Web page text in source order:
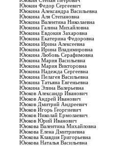
Ююкин Федор Сергеевич
Ююкина Александра Васильевна
Ююкина Аля Степановна
Ююкина Валентина Николаевна
Ююкина Галина Михайловна
Ююкина Евдокия Захаровна
Ююкина Екатерина Федоровна
Ююкина Ирина Алексеевна
Ююкина Ирина Владимировна
Ююкина Любовь Серафимовна
Ююкина Мария Васильевна
Ююкина Мария Викторовна
Ююкина Надежда Сергеевна
Ююкина Пелагея Васильевна
Ююкина Татьяна Евгеньевна
Ююкина Элина Валерьевна
Ююков Александр Иванович
Ююков Андрей Иванович
Ююков Дмитрий Андреевич
Ююков Игорь Георгиевич
Ююков Николай Ермолаевич
Ююков Юрий Иванович
Ююкова Валентина Михайловна
Ююкова Елена Дмитриевна
Ююкова Клавдия Григорьевна
Ююкова Наталья Васильевна